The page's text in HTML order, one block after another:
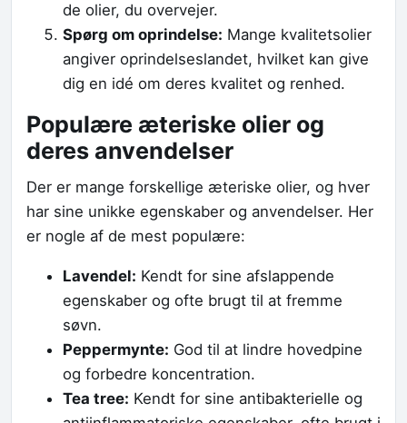
de olier, du overvejer.
Spørg om oprindelse: Mange kvalitetsolier
angiver oprindelseslandet, hvilket kan give
dig en idé om deres kvalitet og renhed.
Populære æteriske olier og
deres anvendelser
Der er mange forskellige æteriske olier, og hver
har sine unikke egenskaber og anvendelser. Her
er nogle af de mest populære:
Lavendel: Kendt for sine afslappende
egenskaber og ofte brugt til at fremme
søvn.
Peppermynte: God til at lindre hovedpine
og forbedre koncentration.
Tea tree: Kendt for sine antibakterielle og